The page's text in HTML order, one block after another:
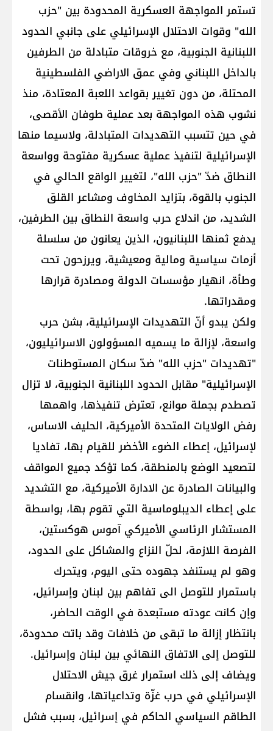
تستمر المواجهة العسكرية المحدودة بين "حزب
الله" وقوات الاحتلال الإسرائيلي على جانبي الحدود
اللبنانية الجنوبية، مع خروقات متبادلة من الطرفين
بالداخل اللبناني وفي عمق الاراضي الفلسطينية
المحتلة، من دون تغيير بقواعد اللعبة المعتادة، منذ
نشوب هذه المواجهة بعد عملية طوفان الأقصى،
في حين تتسبب التهديدات المتبادلة، ولاسيما منها
الإسرائيلية لتنفيذ عملية عسكرية مفتوحة وواسعة
النطاق ضدّ "حزب الله"، لتغيير الواقع الحالي في
الجنوب بالقوة، بتزايد المخاوف ومشاعر القلق
الشديد، من اندلاع حرب واسعة النطاق بين الطرفين،
يدفع ثمنها اللبنانيون، الذين يعانون من سلسلة
أزمات سياسية ومالية ومعيشية، ويرزحون تحت
وطأة، انهيار مؤسسات الدولة ومصادرة قرارها
ومقدراتها.
ولكن يبدو أنّ التهديدات الإسرائيلية، بشن حرب
واسعة، لإزالة ما يسميه المسؤولون الاسرائيليون،
"تهديدات "حزب الله" ضدّ سكان المستوطنات
الإسرائيلية" مقابل الحدود اللبنانية الجنوبية، لا تزال
تصطدم بجملة موانع، تعترض تنفيذها، واهمها
رفض الولايات المتحدة الأميركية، الحليف الاساس،
لإسرائيل، إعطاء الضوء الأخضر للقيام بها، تفاديا
لتصعيد الوضع بالمنطقة، كما تؤكد جميع المواقف
والبيانات الصادرة عن الادارة الأميركية، مع التشديد
على إعطاء الديبلوماسية التي تقوم بها، بواسطة
المستشار الرئاسي الأميركي آموس هوكستين،
الفرصة اللازمة، لحلّ النزاع والمشاكل على الحدود،
وهو لم يستنفد جهوده حتى اليوم، ويتحرك
باستمرار للتوصل الى تفاهم بين لبنان وإسرائيل،
وإن كانت عودته مستبعدة في الوقت الحاضر،
بانتظار إزالة ما تبقى من خلافات وقد باتت محدودة،
للتوصل إلى الاتفاق النهائي بين لبنان وإسرائيل.
ويضاف إلى ذلك استمرار غرق جيش الاحتلال
الإسرائيلي في حرب غزّة وتداعياتها، وانقسام
الطاقم السياسي الحاكم في إسرائيل، بسبب فشل